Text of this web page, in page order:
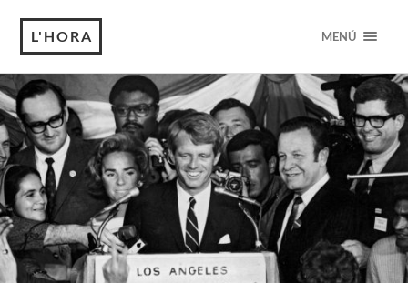
L'HORA MENÚ